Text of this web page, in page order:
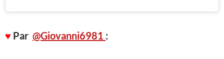
♥ Par @Giovanni6981 :